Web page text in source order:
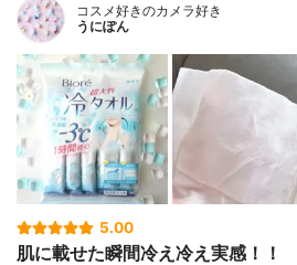
コスメ好きのカメラ好き
うにぽん
5.00
肌に載せた瞬間冷え冷え実感！！